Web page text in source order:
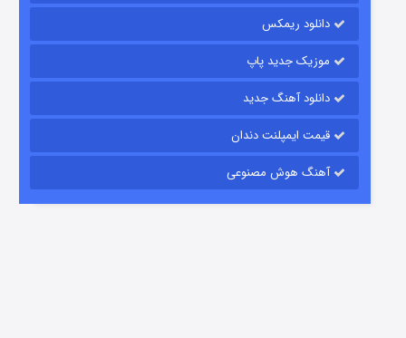
شوگر فصل ۲
دانلود ریمکس
موزیک جدید پاپ
دانلود آهنگ جدید
قیمت ایمپلنت دندان
آهنگ هوش مصنوعی